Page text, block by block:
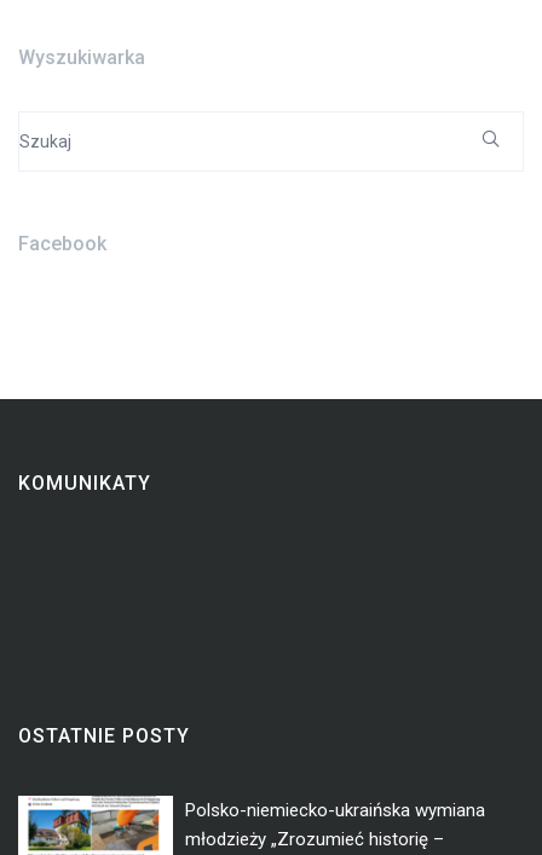
Wyszukiwarka
Facebook
KOMUNIKATY
OSTATNIE POSTY
Polsko-niemiecko-ukraińska wymiana
młodzieży „Zrozumieć historię –